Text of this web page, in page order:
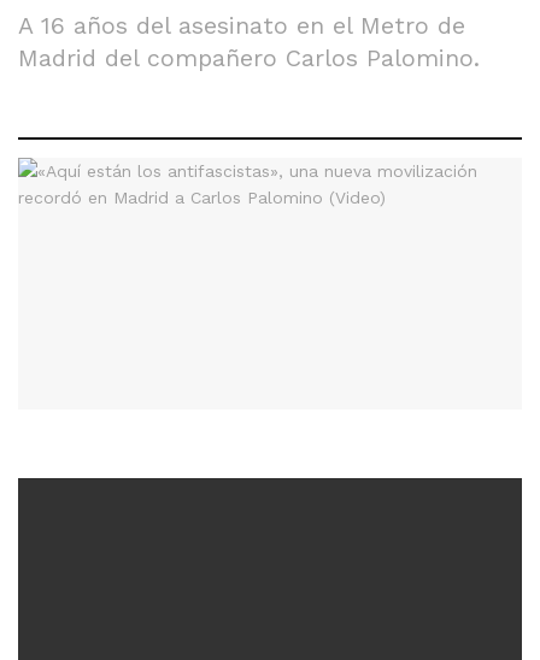
A 16 años del asesinato en el Metro de
Madrid del compañero Carlos Palomino.